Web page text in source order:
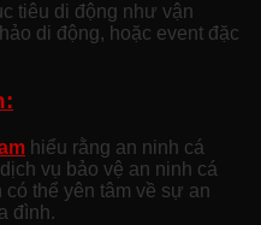
tiêu di động như vận
di động, hoặc event đặc
hiểu rằng an ninh cá
vụ bảo vệ an ninh cá
thể yên tâm về sự an
đình.